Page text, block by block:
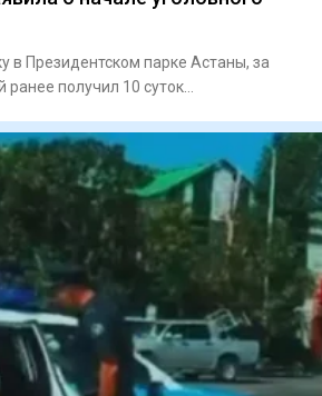
в Президентском парке Астаны, за
получил 10 суток